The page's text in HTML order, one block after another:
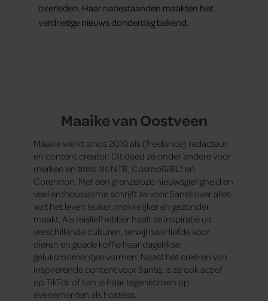
overleden. Haar nabestaanden maakten het
verdrietige nieuws donderdag bekend.
Maaike van Oostveen
Maaike werkt sinds 2019 als (freelance) redacteur
en content creator. Dit deed ze onder andere voor
merken en titels als NTR, CosmoGIRL! en
Corendon. Met een grenzeloze nieuwsgierigheid en
veel enthousiasme schrijft ze voor Santé over alles
wat het leven leuker, makkelijker en gezonder
maakt. Als reisliefhebber haalt ze inspiratie uit
verschillende culturen, terwijl haar liefde voor
dieren en goede koffie haar dagelijkse
geluksmomentjes vormen. Naast het creëren van
inspirerende content voor Santé, is ze ook actief
op TikTok of kan je haar tegenkomen op
evenementen als hostess.